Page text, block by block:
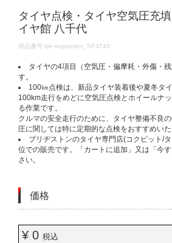
タイヤ点検・タイヤ空気圧充
イヤ館 八千代
DETAILS
商品番号 tire-inspection_SP3745
タイヤの4項目（空気圧・偏摩耗・外傷・
す。​
100㎞点検は、新品タイヤ装着後や夏冬タ
100km走行をめどに空気圧点検とホイールナ
る作業です。​
クルマの安全走行のために、タイヤ整備不良
圧に関しては特に定期的な点検をおすすめいた
ブリヂストンのタイヤ専門店(コクピット/
位での販売です。「カートに追加」又は「今
さい。​
価格
¥ 0 税込